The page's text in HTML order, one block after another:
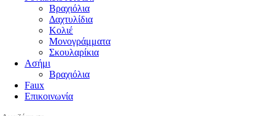
Βραχιόλια
Δαχτυλίδια
Κολιέ
Μονογράμματα
Σκουλαρίκια
Ασήμι
Βραχιόλια
Faux
Επικοινωνία